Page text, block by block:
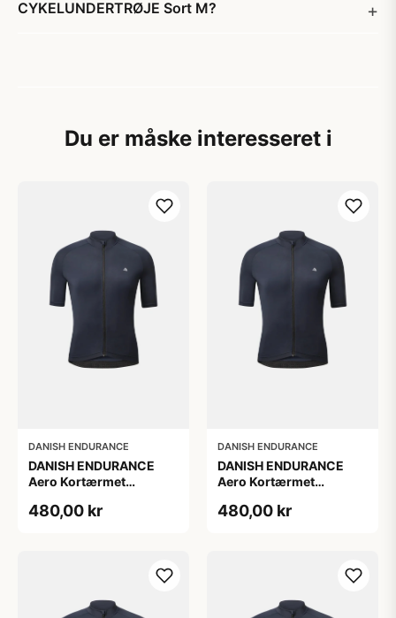
CYKELUNDERTRØJE Sort M?
Du er måske interesseret i
DANISH ENDURANCE
DANISH ENDURANCE
Aero Kortærmet
Pak
480,00 kr
DANISH ENDURANCE
DANISH ENDURANCE
Aero Kortærmet
Pak
480,00 kr